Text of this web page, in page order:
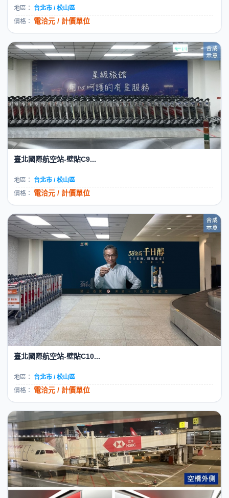
地區：
台北市 / 松山區
價格： 電洽元 / 計價單位
臺北國際航空站-壁貼C9...
地區：
台北市 / 松山區
價格： 電洽元 / 計價單位
臺北國際航空站-壁貼C10...
地區：
台北市 / 松山區
價格： 電洽元 / 計價單位